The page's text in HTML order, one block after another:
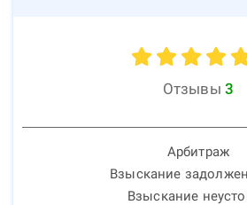
Отзывы 3
Арбитраж
Взыскание
Взыскание